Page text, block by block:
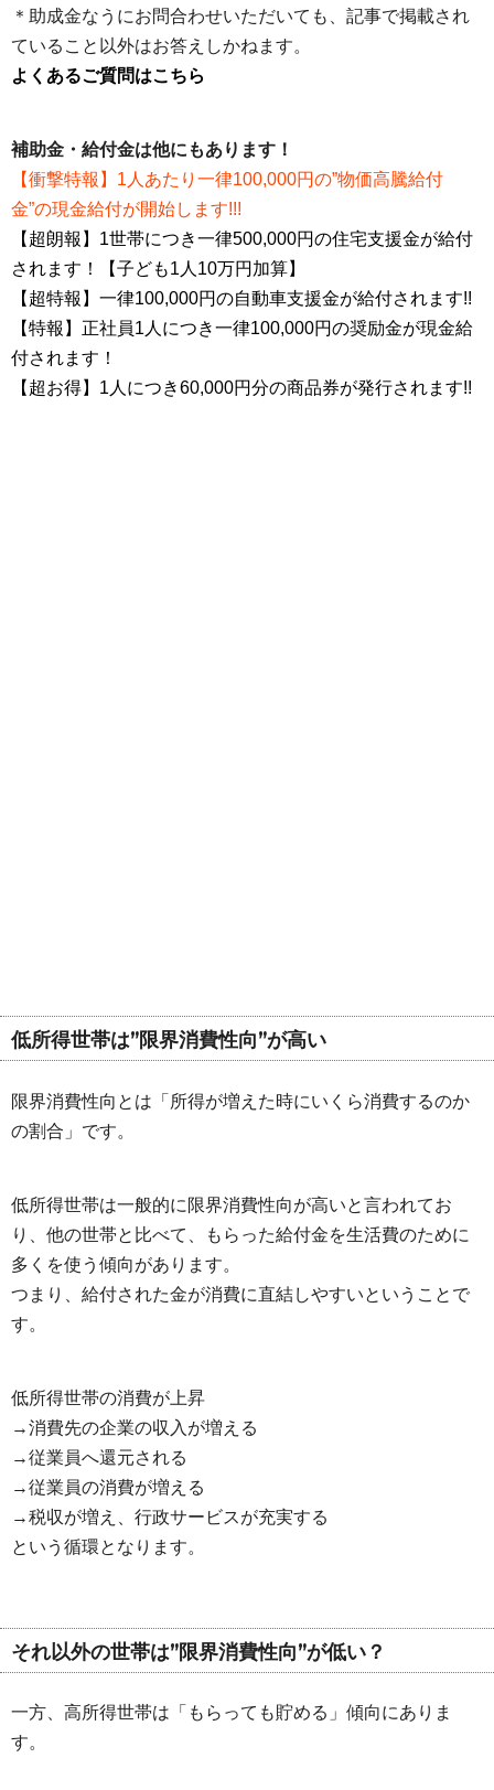
＊助成金なうにお問合わせいただいても、記事で掲載され
ていること以外はお答えしかねます。
よくあるご質問はこちら
補助金・給付金は他にもあります！
【衝撃特報】1人あたり一律100,000円の”物価高騰給付
金”の現金給付が開始します!!!
【超朗報】1世帯につき一律500,000円の住宅支援金が給付
されます！【子ども1人10万円加算】
【超特報】一律100,000円の自動車支援金が給付されます!!
【特報】正社員1人につき一律100,000円の奨励金が現金給
付されます！
【超お得】1人につき60,000円分の商品券が発行されます!!
低所得世帯は”限界消費性向”が高い
限界消費性向とは「所得が増えた時にいくら消費するのか
の割合」です。
低所得世帯は一般的に限界消費性向が高いと言われてお
り、他の世帯と比べて、もらった給付金を生活費のために
多くを使う傾向があります。
つまり、給付された金が消費に直結しやすいということで
す。
低所得世帯の消費が上昇
→消費先の企業の収入が増える
→従業員へ還元される
→従業員の消費が増える
→税収が増え、行政サービスが充実する
という循環となります。
それ以外の世帯は”限界消費性向”が低い？
一方、高所得世帯は「もらっても貯める」傾向にありま
す。